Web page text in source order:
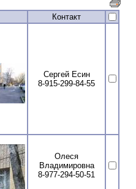
Контакт
Сергей Есин
8-915-299-84-55
Олеся
Владимировна
8-977-294-50-51